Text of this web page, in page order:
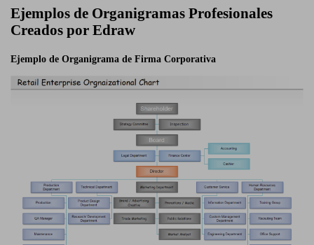
Ejemplos de Organigramas Profesionales
Creados por Edraw
Ejemplo de Organigrama de Firma Corporativa